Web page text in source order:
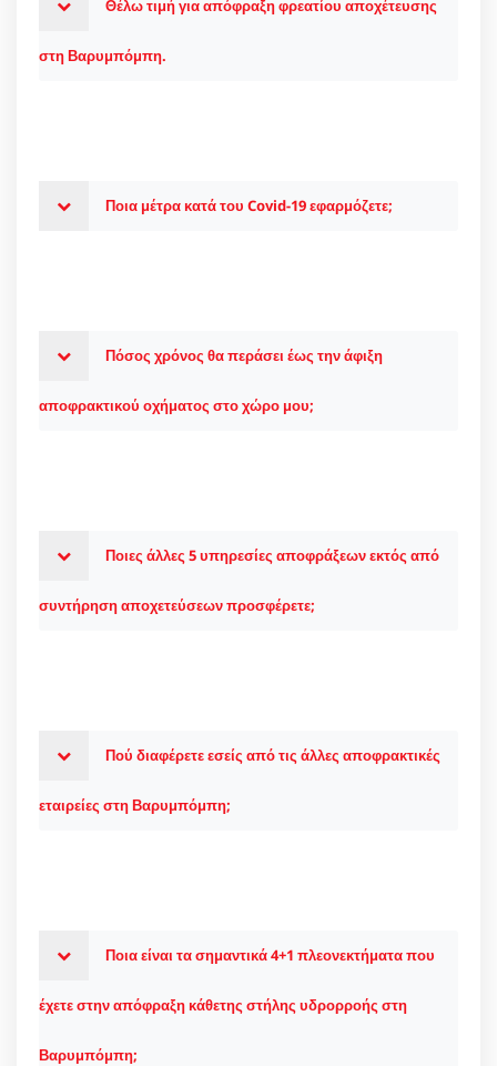
Θέλω τιμή για απόφραξη φρεατίου αποχέτευσης
στη Βαρυμπόμπη.
Ποια μέτρα κατά του Covid-19 εφαρμόζετε;
Πόσος χρόνος θα περάσει έως την άφιξη
αποφρακτικού οχήματος στο χώρο μου;
Ποιες άλλες 5 υπηρεσίες αποφράξεων εκτός από
συντήρηση αποχετεύσεων προσφέρετε;
Πού διαφέρετε εσείς από τις άλλες αποφρακτικές
εταιρείες στη Βαρυμπόμπη;
Ποια είναι τα σημαντικά 4+1 πλεονεκτήματα που
έχετε στην απόφραξη κάθετης στήλης υδρορροής στη
Βαρυμπόμπη;